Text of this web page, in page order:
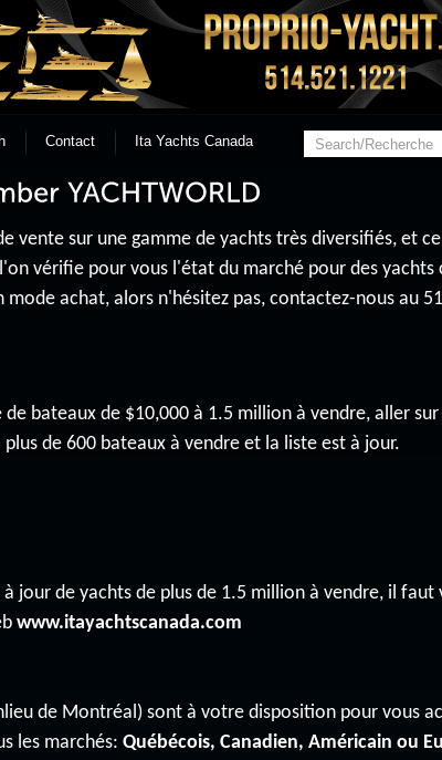
Contact Ita Yachts Canada
vente sur une gamme de yachts très diversifiés, et
vérifie pour vous l'état du marché pour des yachts
achat, alors n'hésitez pas, contactez-nous au
bateaux de $10,000 à 1.5 million à vendre, aller
plus de 600 bateaux à vendre et la liste est à jour.
jour de yachts de plus de 1.5 million à vendre, il
www.itayachtscanada.com
de Montréal) sont à votre disposition pour vous
les marchés: Québécois, Canadien, Américain ou